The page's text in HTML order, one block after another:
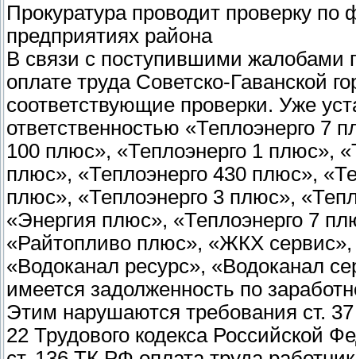
Прокуратура проводит проверку
предприятиях района
В связи с поступившими жалобами
оплате труда Советско-Гаванской
соответствующие проверки. Уже
ответственностью «Теплоэнерго 7
100 плюс», «Теплоэнерго 1 плюс»,
плюс», «Теплоэнерго 430 плюс»,
плюс», «Теплоэнерго 3 плюс»,
«Энергия плюс», «Теплоэнерго 7
«Райтопливо плюс», «ЖКХ
«Водоканал ресурс», «Водоканал
имеется задолженность по
Этим нарушаются требования ст.
22 Трудового кодекса Российской